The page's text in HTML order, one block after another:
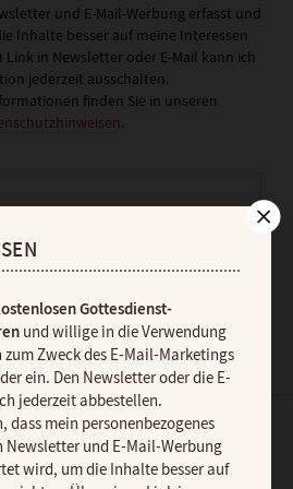
und E-Mail-Werbung erfasst und
Inhalte besser auf meine Interessen
in Newsletter oder E-Mail kann ich
jederzeit ausschalten.
finden Sie in unseren
.
Datenschutz Barrierefreiheit
Impressum
Gottesdienst-
und willige in die Verwendung
Zweck des E-Mail-Marketings
ein. Den Newsletter oder die E-
jederzeit abbestellen.
dass mein personenbezogenes
und E-Mail-Werbung
wird, um die Inhalte besser auf